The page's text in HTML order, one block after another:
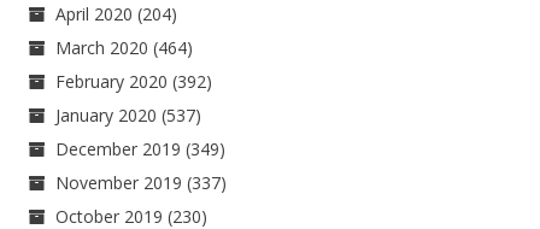
April 2020 (204)
March 2020 (464)
February 2020 (392)
January 2020 (537)
December 2019 (349)
November 2019 (337)
October 2019 (230)